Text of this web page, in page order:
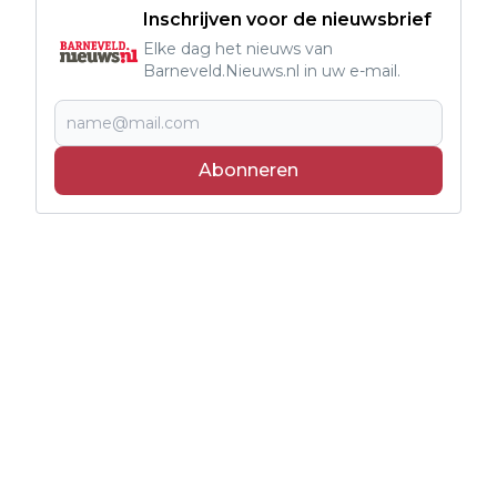
Inschrijven voor de nieuwsbrief
Elke dag het nieuws van
Barneveld.Nieuws.nl in uw e-mail.
Abonneren